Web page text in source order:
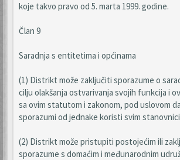
koje takvo pravo od 5. marta 1999. godine.
Član 9
Saradnja s entitetima i općinama
(1) Distrikt može zaključiti sporazume o
cilju olakšanja ostvarivanja svojih funkcija i
sa ovim statutom i zakonom, pod uslovom
sporazumi od jednake koristi svim
(2) Distrikt može pristupiti postojećim ili
sporazume s domaćim i međunarodnim